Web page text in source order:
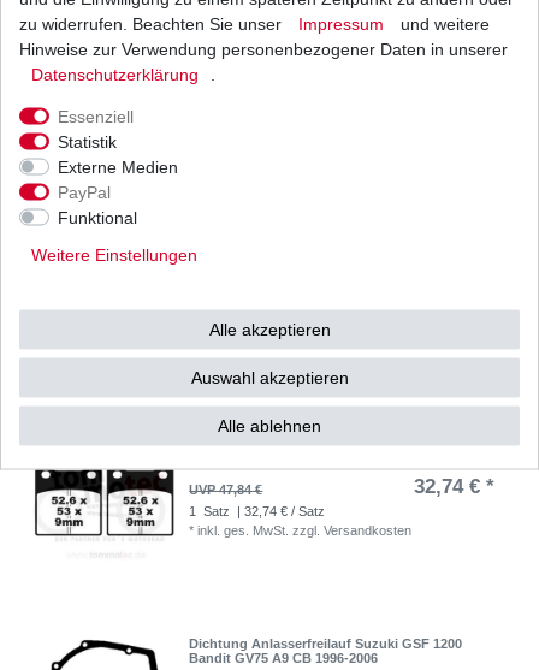
Bremsbeläge EBC FA 188 HH FA188HH Sinter
UVP 59,82 €
Bremsbeläge EBC FA 63 HH FA63HH FA 063 HH
UVP 47,84 € 32,74 € *
1 Satz
| 32,74 € / Satz
*inkl. ges. MwSt. zzgl.Versandkosten
Dichtung Anlasserfreilauf Suzuki GSF 1200
Bandit GV75 A9 CB 1996-2006
zu widerrufen. Beachten Sie unser
Impressum
und weitere
Hinweise zur Verwendung personenbezogener Daten in unserer
Daten­schutz­erklärung
Essenziell
Statistik
Externe Medien
PayPal
Funktional
Weitere Einstellungen
Alle akzeptieren
Auswahl akzeptieren
Alle ablehnen